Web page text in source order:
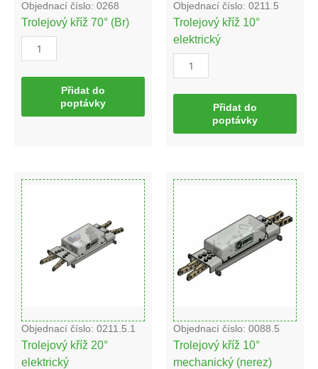
Objednací číslo: 0268
Trolejový kříž 70° (Br)
Přidat do
poptávky
Objednací číslo: 0211.5
Trolejový kříž 10°
elektrický
Přidat do
poptávky
Objednací číslo: 0211.5.1
Trolejový kříž 20°
elektrický
Trolejový
kříž
20°
elektrický
množství
Objednací číslo: 0088.5
Trolejový kříž 10°
mechanický (nerez)
Trolejový
kříž
10°
mechanický
(nerez)
množství